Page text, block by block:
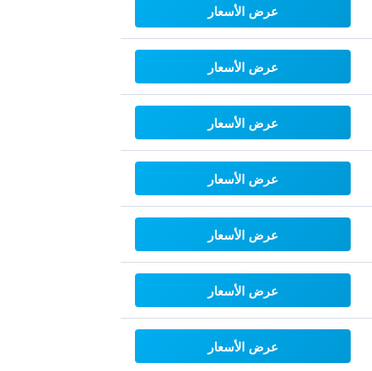
عرض الأسعار
عرض الأسعار
عرض الأسعار
عرض الأسعار
عرض الأسعار
عرض الأسعار
عرض الأسعار